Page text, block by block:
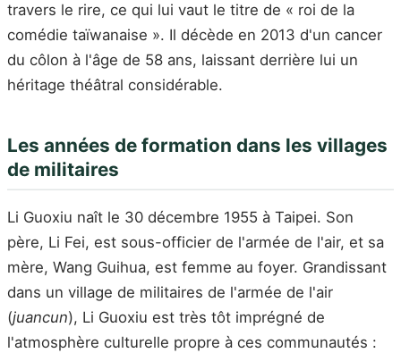
travers le rire, ce qui lui vaut le titre de « roi de la
comédie taïwanaise ». Il décède en 2013 d'un cancer
du côlon à l'âge de 58 ans, laissant derrière lui un
héritage théâtral considérable.
Les années de formation dans les villages
de militaires
Li Guoxiu naît le 30 décembre 1955 à Taipei. Son
père, Li Fei, est sous-officier de l'armée de l'air, et sa
mère, Wang Guihua, est femme au foyer. Grandissant
dans un village de militaires de l'armée de l'air
(juancun), Li Guoxiu est très tôt imprégné de
l'atmosphère culturelle propre à ces communautés :